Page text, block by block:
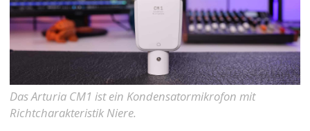
Das Arturia CM1 ist ein Kondensatormikrofon mit
Richtcharakteristik Niere.